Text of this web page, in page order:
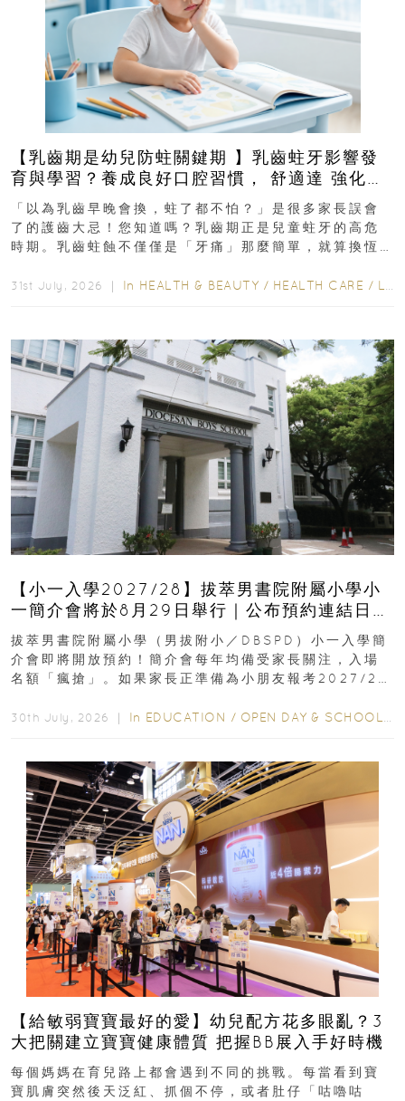
【乳齒期是幼兒防蛀關鍵期 】乳齒蛀牙影響發
育與學習？養成良好口腔習慣， 舒適達 強化琺
瑯質 兒童牙膏防護指南
「以為乳齒早晚會換，蛀了都不怕？」是很多家長誤會
了的護齒大忌！您知道嗎？乳齒期正是兒童蛀牙的高危
時期。乳齒蛀蝕不僅僅是「牙痛」那麼簡單，就算換恆
31st July, 2026 ｜ In HEALTH & BEAUTY / HEALTH CARE / LIFESTYLE
【小一入學2027/28】拔萃男書院附屬小學小
一簡介會將於8月29日舉行｜公布預約連結日期
｜更設有網上重溫
拔萃男書院附屬小學（男拔附小／DBSPD）小一入學簡
介會即將開放預約！簡介會每年均備受家長關注，入場
名額「瘋搶」。如果家長正準備為小朋友報考2027/28
30th July, 2026 ｜ In EDUCATION / OPEN DAY & SCHOOL EVENTS
【給敏弱寶寶最好的愛】幼兒配方花多眼亂？3
大把關建立寶寶健康體質 把握BB展入手好時機
每個媽媽在育兒路上都會遇到不同的挑戰。每當看到寶
寶肌膚突然後天泛紅、抓個不停，或者肚仔「咕嚕咕